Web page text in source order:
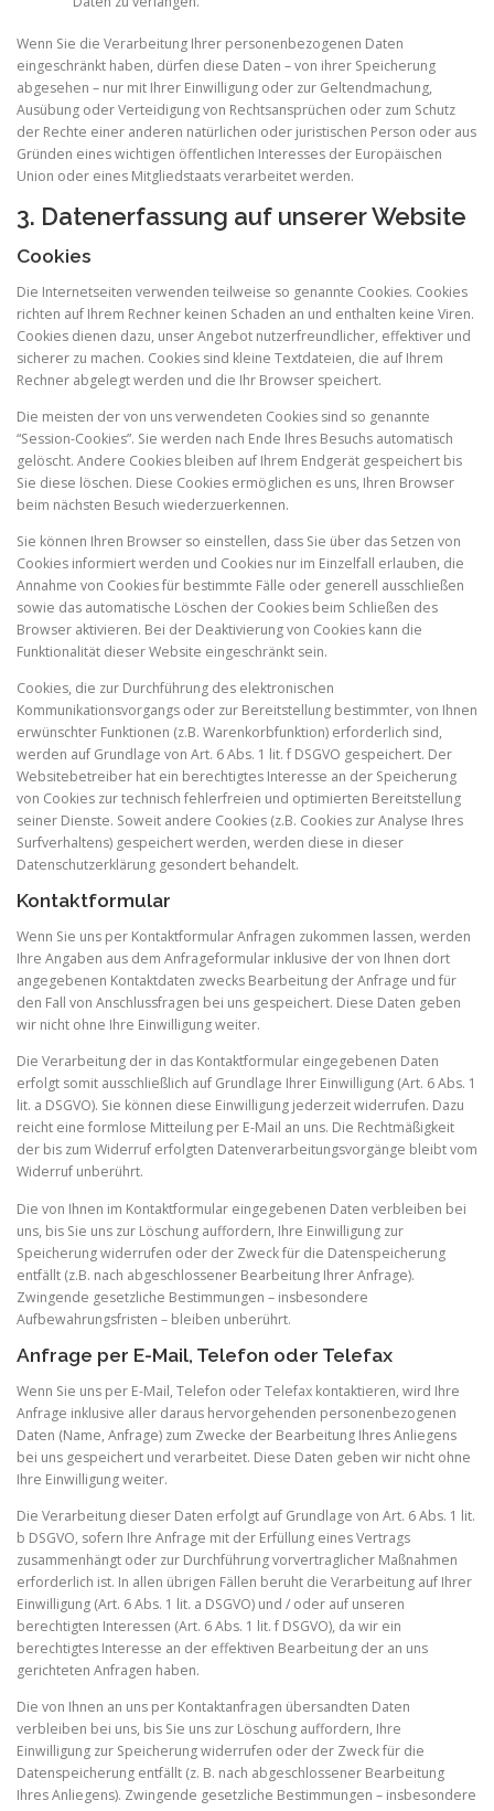
Wenn Sie die Verarbeitung Ihrer personenbezogenen Daten
eingeschränkt haben, dürfen diese Daten – von ihrer Speicherung
abgesehen – nur mit Ihrer Einwilligung oder zur Geltendmachung,
Ausübung oder Verteidigung von Rechtsansprüchen oder zum Schutz
der Rechte einer anderen natürlichen oder juristischen Person oder aus
Gründen eines wichtigen öffentlichen Interesses der Europäischen
Union oder eines Mitgliedstaats verarbeitet werden.
3. Datenerfassung auf unserer Website
Cookies
Die Internetseiten verwenden teilweise so genannte Cookies. Cookies
richten auf Ihrem Rechner keinen Schaden an und enthalten keine Viren.
Cookies dienen dazu, unser Angebot nutzerfreundlicher, effektiver und
sicherer zu machen. Cookies sind kleine Textdateien, die auf Ihrem
Rechner abgelegt werden und die Ihr Browser speichert.
Die meisten der von uns verwendeten Cookies sind so genannte
“Session-Cookies”. Sie werden nach Ende Ihres Besuchs automatisch
gelöscht. Andere Cookies bleiben auf Ihrem Endgerät gespeichert bis
Sie diese löschen. Diese Cookies ermöglichen es uns, Ihren Browser
beim nächsten Besuch wiederzuerkennen.
Sie können Ihren Browser so einstellen, dass Sie über das Setzen von
Cookies informiert werden und Cookies nur im Einzelfall erlauben, die
Annahme von Cookies für bestimmte Fälle oder generell ausschließen
sowie das automatische Löschen der Cookies beim Schließen des
Browser aktivieren. Bei der Deaktivierung von Cookies kann die
Funktionalität dieser Website eingeschränkt sein.
Cookies, die zur Durchführung des elektronischen
Kommunikationsvorgangs oder zur Bereitstellung bestimmter, von Ihnen
erwünschter Funktionen (z.B. Warenkorbfunktion) erforderlich sind,
werden auf Grundlage von Art. 6 Abs. 1 lit. f DSGVO gespeichert. Der
Websitebetreiber hat ein berechtigtes Interesse an der Speicherung
von Cookies zur technisch fehlerfreien und optimierten Bereitstellung
seiner Dienste. Soweit andere Cookies (z.B. Cookies zur Analyse Ihres
Surfverhaltens) gespeichert werden, werden diese in dieser
Datenschutzerklärung gesondert behandelt.
Kontaktformular
Wenn Sie uns per Kontaktformular Anfragen zukommen lassen, werden
Ihre Angaben aus dem Anfrageformular inklusive der von Ihnen dort
angegebenen Kontaktdaten zwecks Bearbeitung der Anfrage und für
den Fall von Anschlussfragen bei uns gespeichert. Diese Daten geben
wir nicht ohne Ihre Einwilligung weiter.
Die Verarbeitung der in das Kontaktformular eingegebenen Daten
erfolgt somit ausschließlich auf Grundlage Ihrer Einwilligung (Art. 6 Abs. 1
lit. a DSGVO). Sie können diese Einwilligung jederzeit widerrufen. Dazu
reicht eine formlose Mitteilung per E-Mail an uns. Die Rechtmäßigkeit
der bis zum Widerruf erfolgten Datenverarbeitungsvorgänge bleibt vom
Widerruf unberührt.
Die von Ihnen im Kontaktformular eingegebenen Daten verbleiben bei
uns, bis Sie uns zur Löschung auffordern, Ihre Einwilligung zur
Speicherung widerrufen oder der Zweck für die Datenspeicherung
entfällt (z.B. nach abgeschlossener Bearbeitung Ihrer Anfrage).
Zwingende gesetzliche Bestimmungen – insbesondere
Aufbewahrungsfristen – bleiben unberührt.
Anfrage per E-Mail, Telefon oder Telefax
Wenn Sie uns per E-Mail, Telefon oder Telefax kontaktieren, wird Ihre
Anfrage inklusive aller daraus hervorgehenden personenbezogenen
Daten (Name, Anfrage) zum Zwecke der Bearbeitung Ihres Anliegens
bei uns gespeichert und verarbeitet. Diese Daten geben wir nicht ohne
Ihre Einwilligung weiter.
Die Verarbeitung dieser Daten erfolgt auf Grundlage von Art. 6 Abs. 1 lit.
b DSGVO, sofern Ihre Anfrage mit der Erfüllung eines Vertrags
zusammenhängt oder zur Durchführung vorvertraglicher Maßnahmen
erforderlich ist. In allen übrigen Fällen beruht die Verarbeitung auf Ihrer
Einwilligung (Art. 6 Abs. 1 lit. a DSGVO) und / oder auf unseren
berechtigten Interessen (Art. 6 Abs. 1 lit. f DSGVO), da wir ein
berechtigtes Interesse an der effektiven Bearbeitung der an uns
gerichteten Anfragen haben.
Die von Ihnen an uns per Kontaktanfragen übersandten Daten
verbleiben bei uns, bis Sie uns zur Löschung auffordern, Ihre
Einwilligung zur Speicherung widerrufen oder der Zweck für die
Datenspeicherung entfällt (z. B. nach abgeschlossener Bearbeitung
Ihres Anliegens). Zwingende gesetzliche Bestimmungen – insbesondere